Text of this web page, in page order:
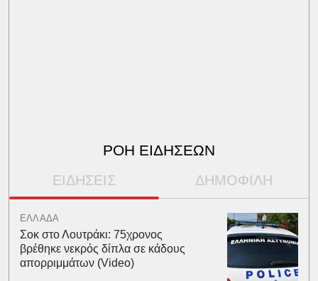
ΡΟΗ ΕΙΔΗΣΕΩΝ
ΕΙΔΗΣΕΙΣ ΔΗΜΟΦΙΛΗ
ΕΛΛΑΔΑ
Σοκ στο Λουτράκι: 75χρονος
βρέθηκε νεκρός δίπλα σε κάδους
απορριμμάτων (Video)